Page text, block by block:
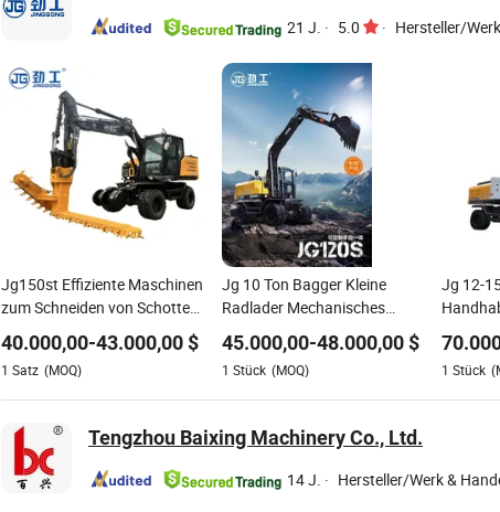
21 J. · 5.0 · Hersteller/
Jg150st Effiziente Maschinen
zum Schneiden von Schotter
Zertifizierung
40.000,00-43.000,00 $
1 Satz (MOQ)
Jg 10 Ton Bagger Kleine
Radlader Mechanisches
Preis
45.000,00-48.000,00$
1 Stück (MOQ)
Jg 12-
Bagger
1 Stück
Tengzhou Baixing Machinery Co., Ltd.
14 J. · Hersteller/Werk &